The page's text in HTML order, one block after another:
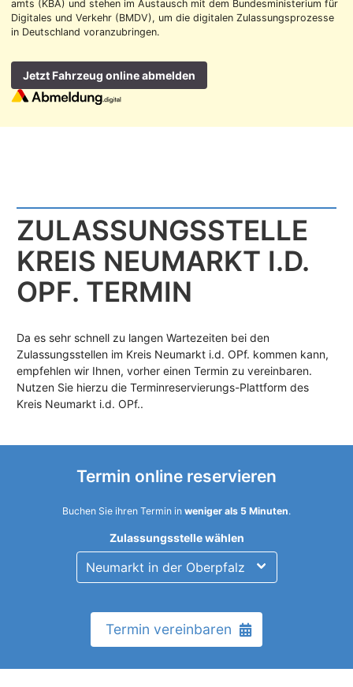
amts (KBA) und stehen im Aus­tausch mit dem Bundes­ministerium für
Digitales und Verkehr (BMDV), um die digitalen Zulassungs­prozesse
in Deutschland voran­zubringen.
Jetzt Fahrzeug online abmelden
ZULASSUNGS­STELLE
KREIS NEUMARKT I.D.
OPF. TERMIN
Da es sehr schnell zu langen Wartezeiten bei den
Zulassungsstellen im Kreis Neumarkt i.d. OPf. kommen kann,
empfehlen wir Ihnen, vorher einen Termin zu vereinbaren.
Nutzen Sie hierzu die Terminreservierungs-Plattform des
Kreis Neumarkt i.d. OPf..
Termin online reservieren
Buchen Sie ihren Termin in weniger als 5 Minuten.
Zulassungsstelle wählen
Termin vereinbaren